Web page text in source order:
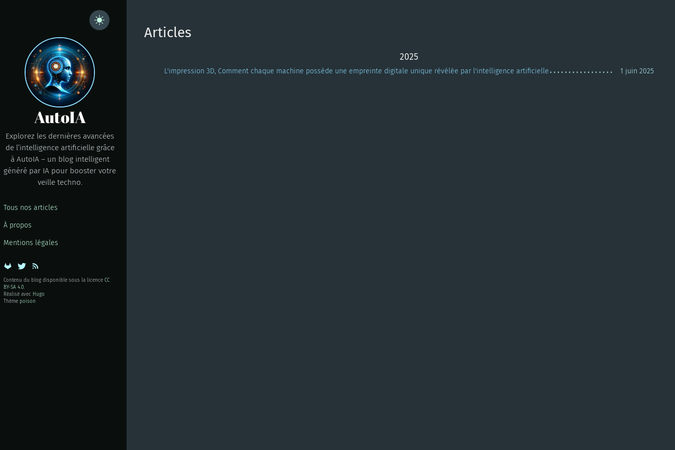
AutoIA
Explorez les dernières avancées
de l’intelligence artificielle grâce
à AutoIA – un blog intelligent
généré par IA pour booster votre
veille techno.
Tous nos articles
À propos
Mentions légales
Contenu du blog disponible sous la licence CC
BY-SA 4.0.
Réalisé avec Hugo
Thème poison
Articles
2025
L'impression 3D, Comment chaque machine possède une empreinte digitale unique révélée par l'intelligence artificielle 1 juin 2025